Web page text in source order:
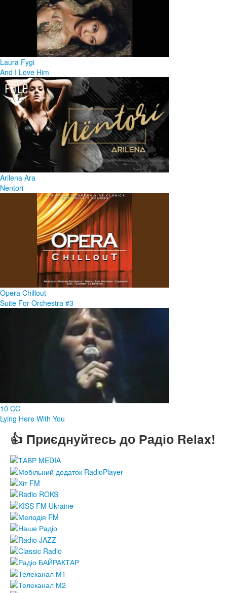
Laura Fygi
And I Love Him
Arilena Ara
Nentori
Opera Chillout
Suite For Orchestra #3
10 CC
Lying Here With You
👍 Приєднуйтесь до Радіо Relax!